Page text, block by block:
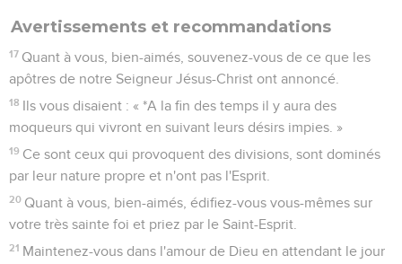
Avertissements et recommandations
17 Quant à vous, bien-aimés, souvenez-vous de ce que les
apôtres de notre Seigneur Jésus-Christ ont annoncé.
18 Ils vous disaient : « *A la fin des temps il y aura des
moqueurs qui vivront en suivant leurs désirs impies. »
19 Ce sont ceux qui provoquent des divisions, sont dominés
par leur nature propre et n'ont pas l'Esprit.
20 Quant à vous, bien-aimés, édifiez-vous vous-mêmes sur
votre très sainte foi et priez par le Saint-Esprit.
21 Maintenez-vous dans l'amour de Dieu en attendant le jour